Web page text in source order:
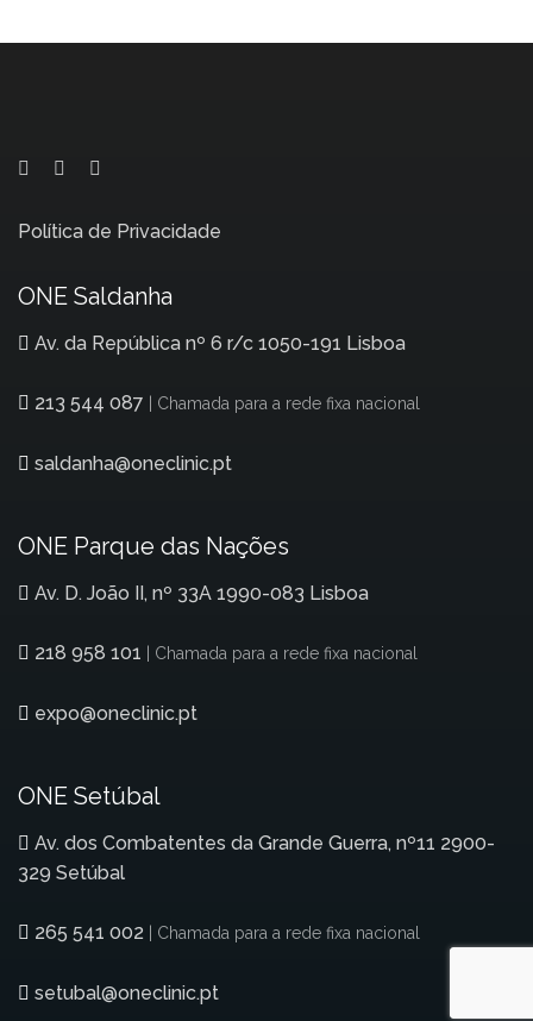
Política de Privacidade
ONE Saldanha
Av. da República nº 6 r/c 1050-191 Lisboa
213 544 087 | Chamada para a rede fixa nacional
saldanha@oneclinic.pt
ONE Parque das Nações
Av. D. João II, nº 33A 1990-083 Lisboa
218 958 101 | Chamada para a rede fixa nacional
expo@oneclinic.pt
ONE Setúbal
Av. dos Combatentes da Grande Guerra, nº11 2900-
329 Setúbal
265 541 002 | Chamada para a rede fixa nacional
setubal@oneclinic.pt